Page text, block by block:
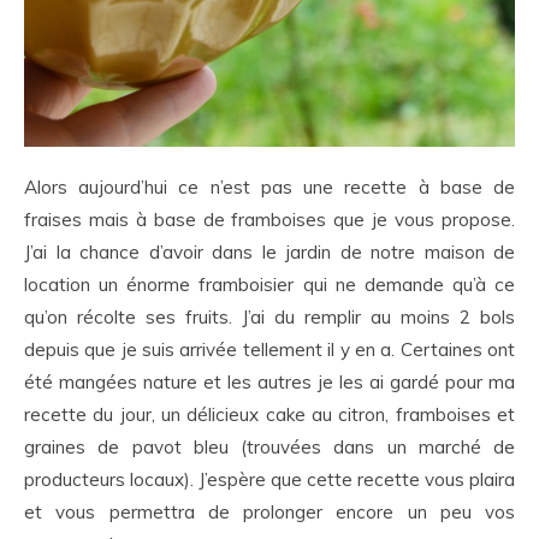
Alors aujourd’hui ce n’est pas une recette à base de
fraises mais à base de framboises que je vous propose.
J’ai la chance d’avoir dans le jardin de notre maison de
location un énorme framboisier qui ne demande qu’à ce
qu’on récolte ses fruits. J’ai du remplir au moins 2 bols
depuis que je suis arrivée tellement il y en a. Certaines ont
été mangées nature et les autres je les ai gardé pour ma
recette du jour, un délicieux cake au citron, framboises et
graines de pavot bleu (trouvées dans un marché de
producteurs locaux). J’espère que cette recette vous plaira
et vous permettra de prolonger encore un peu vos